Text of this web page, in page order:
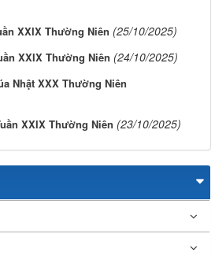
XXIX Thường Niên (25/10/2025)
XXIX Thường Niên (24/10/2025)
Nhật XXX Thường Niên
XXIX Thường Niên (23/10/2025)